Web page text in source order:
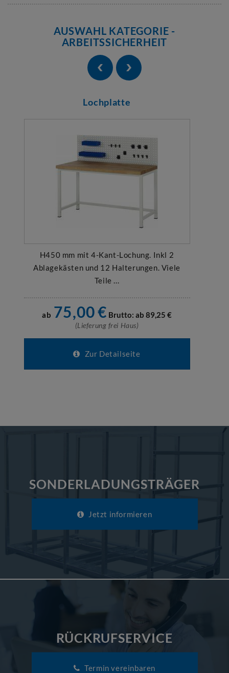
AUSWAHL KATEGORIE -
ARBEITSSICHERHEIT
Lochplatte
H450 mm mit 4-Kant-Lochung. Inkl 2
Ablagekästen und 12 Halterungen. Viele
Teile ...
ab 75,00€ Brutto: ab 89,25 €
(Lieferung frei Haus)
Zur Detailseite
SONDERLADUNGSTRÄGER
Jetzt informieren
RÜCKRUFSERVICE
Termin vereinbaren